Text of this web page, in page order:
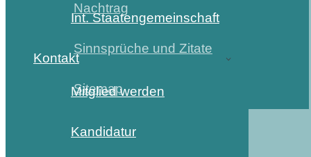
Nachtrag
Sinnsprüche und Zitate
Sitemap
Int. Staatengemeinschaft
Kontakt
Mitglied werden
Kandidatur